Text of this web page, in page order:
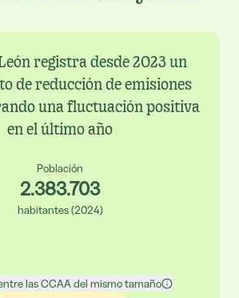
Para empresas
registra desde 2023 un
de reducción de emisiones
una fluctuación positiva
en el último año
Población
2.383.703
habitantes(2024)
las CCAA del mismo tamaño